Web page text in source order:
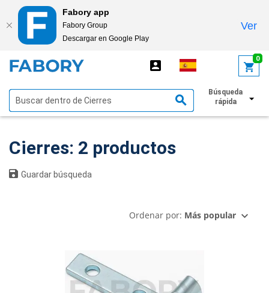
Fabory app
Fabory Group
Descargar en Google Play
Ver
0
Búsqueda
rápida
Mostrar filtros
Cierres: 2 productos
Guardar búsqueda
Ordenar por: Más popular